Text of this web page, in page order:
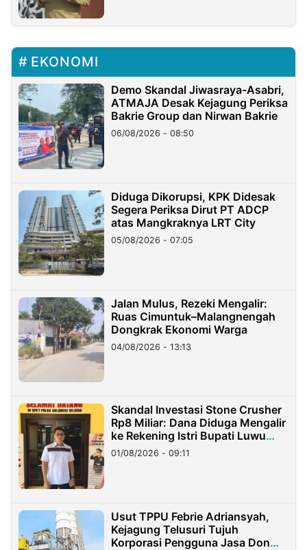
EKONOMI
Demo Skandal Jiwasraya-Asabri,
ATMAJA Desak Kejagung Periksa
Bakrie Group dan Nirwan Bakrie
06/08/2026 - 08:50
Diduga Dikorupsi, KPK Didesak
Segera Periksa Dirut PT ADCP
atas Mangkraknya LRT City
05/08/2026 - 07:05
Jalan Mulus, Rezeki Mengalir:
Ruas Cimuntuk–Malangnengah
Dongkrak Ekonomi Warga
04/08/2026 - 13:13
Skandal Investasi Stone Crusher
Rp8 Miliar: Dana Diduga Mengalir
ke Rekening Istri Bupati Luwu
Timur
01/08/2026 - 09:11
Usut TPPU Febrie Adriansyah,
Kejagung Telusuri Tujuh
Korporasi Pengguna Jasa Don